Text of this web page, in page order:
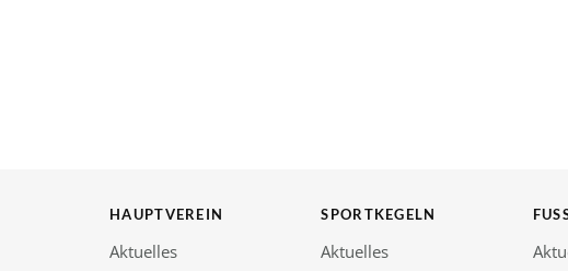
HAUPTVEREIN
Aktuelles
SPORTKEGELN
Aktuelles